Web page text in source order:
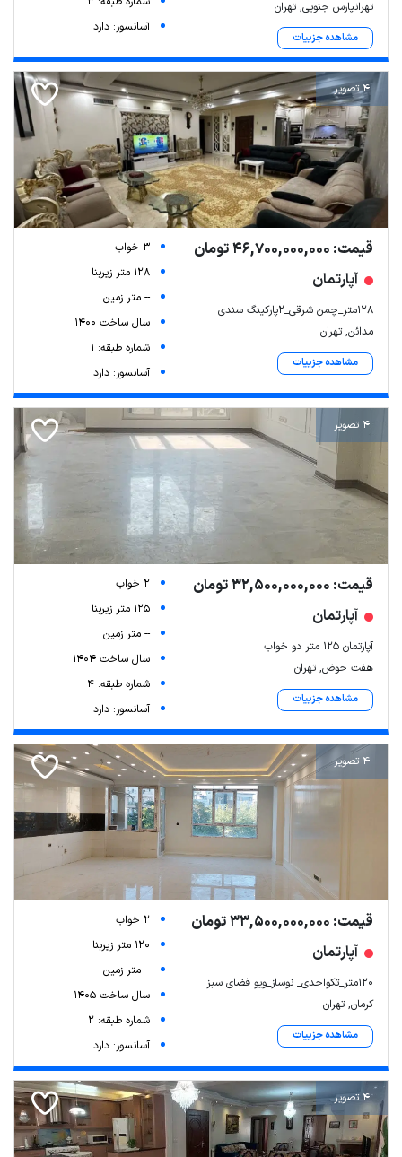
تهرانپارس جنوبی, تهران
مشاهده جزییات
آسانسور: دارد
4 تصویر
قیمت: 46,700,000,000 تومان
آپارتمان
۱۲۸متر_چمن شرقی_۲پارکینگ سندی
مدائن, تهران
مشاهده جزییات
3 خواب
128 متر زیربنا
-- متر زمین
سال ساخت 1400
شماره طبقه: 1
آسانسور: دارد
4 تصویر
قیمت: 32,500,000,000 تومان
آپارتمان
آپارتمان ۱۲۵ متر دو خواب
هفت حوض, تهران
مشاهده جزییات
2 خواب
125 متر زیربنا
-- متر زمین
سال ساخت 1404
شماره طبقه: 4
آسانسور: دارد
4 تصویر
قیمت: 33,500,000,000 تومان
آپارتمان
120متر_تکواحدی_ نوساز_ویو فضای سبز
کرمان, تهران
مشاهده جزییات
2 خواب
120 متر زیربنا
-- متر زمین
سال ساخت 1405
شماره طبقه: 2
آسانسور: دارد
4 تصویر